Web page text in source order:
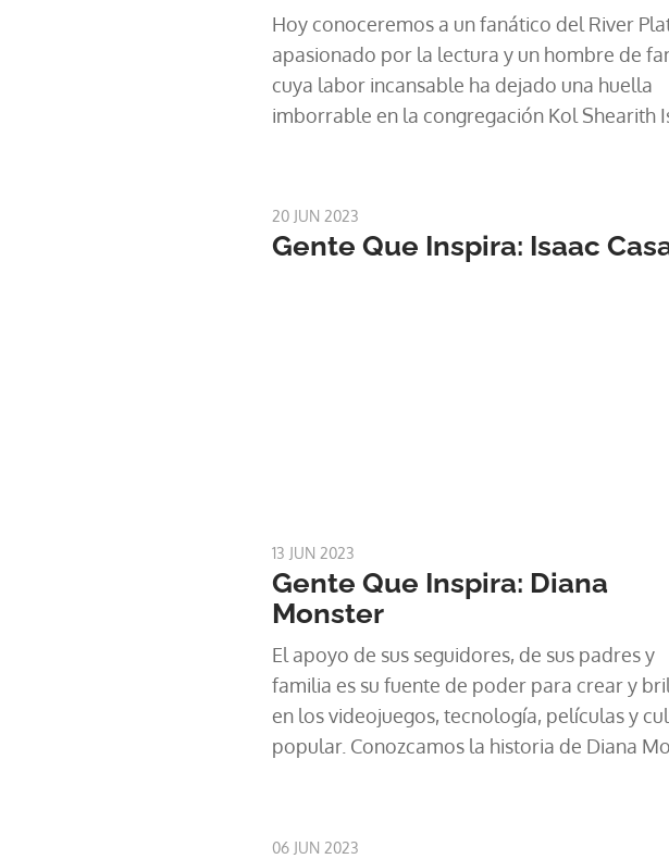
Hoy conoceremos a un fanático del River
apasionado por la lectura y un hombre de
cuya labor incansable ha dejado una huella
imborrable en la congregación Kol Shearith
Gente Que Inspira.
20 JUN 2023
Gente Que Inspira: Isaac
13 JUN 2023
Gente Que Inspira: Diana
Monster
El apoyo de sus seguidores, de sus padres y
familia es su fuente de poder para crear y
en los videojuegos, tecnología, películas y
popular. Conozcamos la historia de Diana
06 JUN 2023